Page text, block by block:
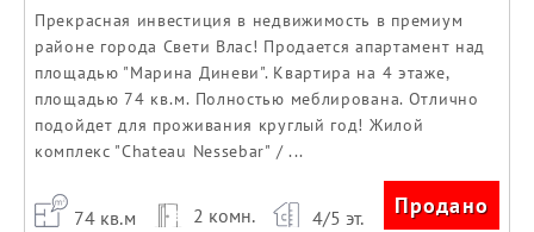
Прекрасная инвестиция в недвижимость в премиум
районе города Свети Влас! Продается апартамент над
площадью "Марина Диневи". Квартира на 4 этаже,
площадью 74 кв.м. Полностью меблирована. Отлично
подойдет для проживания круглый год! Жилой
комплекс "Chateau Nessebar" / ...
74 кв.м 2 комн. 4/5 эт. Продано